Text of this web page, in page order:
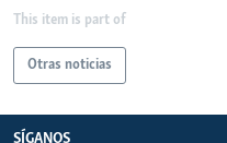
This item is part of
Otras noticias
SÍGANOS